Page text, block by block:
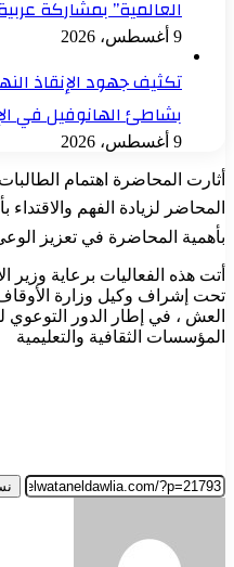
العالمية” بمشاركة
9 أغسطس، 2026
تكثيف جهود الإنقاذ
بشاطئ الهانوفيل في
9 أغسطس، 2026
أثارت المحاضرة اهتمام
المحاضر لزيادة الفهم
بأهمية المحاضرة في تعزيز
أتت هذه الفعاليات برعاية وزير
تحت إشراف وكيل وزارة
العش ، في إطار الدور التوعوي
المؤسسات الثقافية والتعليمية